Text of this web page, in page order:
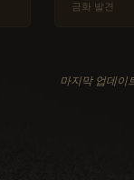
금화 발견
마지막 업데이